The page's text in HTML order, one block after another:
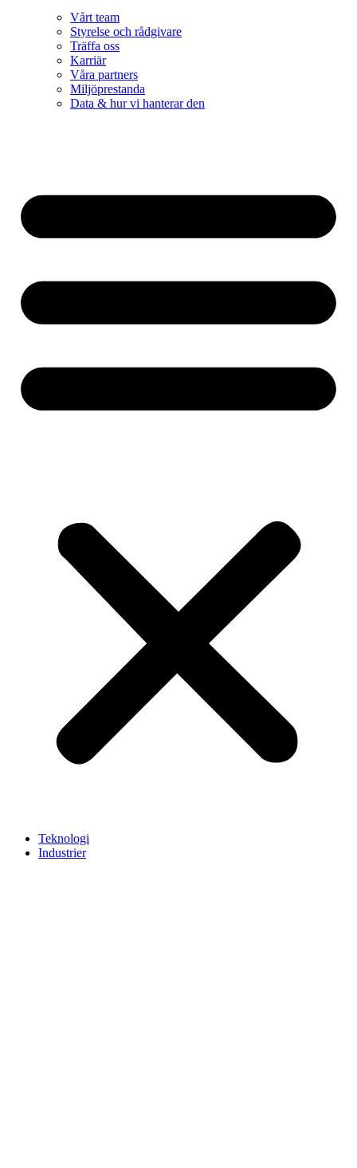
Vårt team
Styrelse och rådgivare
Träffa oss
Karriär
Våra partners
Miljöprestanda
Data & hur vi hanterar den
Teknologi
Industrier